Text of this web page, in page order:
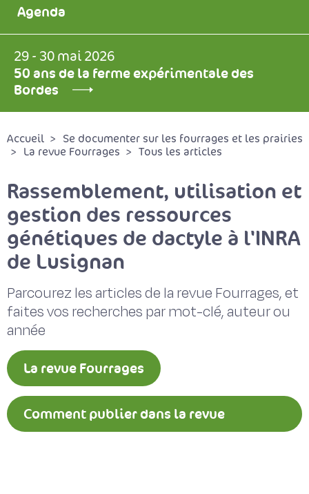
Agenda
29 - 30 mai 2026
50 ans de la ferme expérimentale des
Bordes
Accueil
Se documenter sur les fourrages et les prairies
La revue Fourrages
Tous les articles
Rassemblement, utilisation et
gestion des ressources
génétiques de dactyle à l'INRA
de Lusignan
Parcourez les articles de la revue Fourrages, et
faites vos recherches par mot-clé, auteur ou
année
La revue Fourrages
Comment publier dans la revue